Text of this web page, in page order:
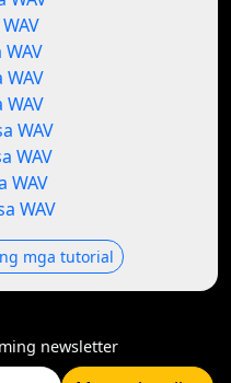
WAV
WAV
WAV
WAV
mga tutorial
newsletter